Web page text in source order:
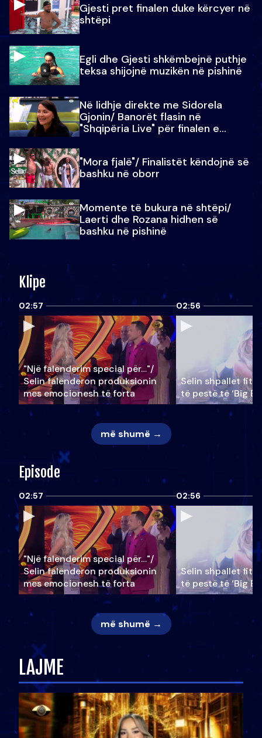
Gjesti pret finalen duke kërcyer në
shtëpi
Egli dhe Gjesti shkëmbejnë puthje
teksa shijojnë muzikën në pishinë
Në lidhje direkte me Sidorela
Gjonin/ Banorët flasin në
"Shqipëria Live" për finalen e
"Mora fjalë"/ Finalistët këndojnë së
bashku në oborr
Momente të bukura në shtëpi/
Laerti dhe Rozana hidhen së
bashku në pishinë
Klipe
02:57
"Një falenderim special për…"/
Selin falënderon produksionin
mes emocionesh të forta
02:56
Selin shpallet
të pestë të ‘Big
më shumë →
Episode
02:57
"Një falenderim special për…"/
Selin falënderon produksionin
mes emocionesh të forta
02:56
Selin shpallet
të pestë të ‘Big
më shumë →
LAJME